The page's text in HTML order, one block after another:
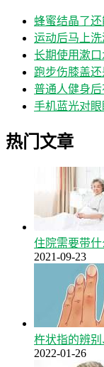
蜂蜜结晶了还
运动后马上洗
长期使用漱口
跑步伤膝盖还
普通人健身后
手机蓝光对眼
热门文章
住院需要带什
2021-09-23
杵状指的辨
2022-01-26